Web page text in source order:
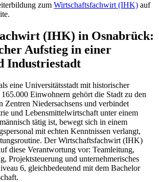
zum Wirtschaftsfachwirt (IHK) auf
(IHK) in Osnabrück:
Aufstieg in einer
Industriestadt
eine Universitätsstadt mit historischer
Einwohnern gehört die Stadt zu den
Zentren Niedersachsens und verbindet
und Lebensmittelwirtschaft unter einem
tätig ist, bewegt sich in einem
mit echten Kenntnissen verlangt,
Der Wirtschaftsfachwirt (IHK)
diese Verantwortung vor: Teamleitung,
Projektsteuerung und unternehmerisches
6, gleichbedeutend mit dem Bachelor